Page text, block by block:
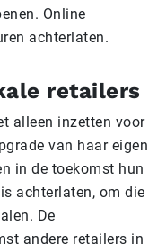
Online
achterlaten.
retailers
alleen inzetten voor
van haar eigen
in de toekomst hun
achterlaten, om die
De
andere retailers in